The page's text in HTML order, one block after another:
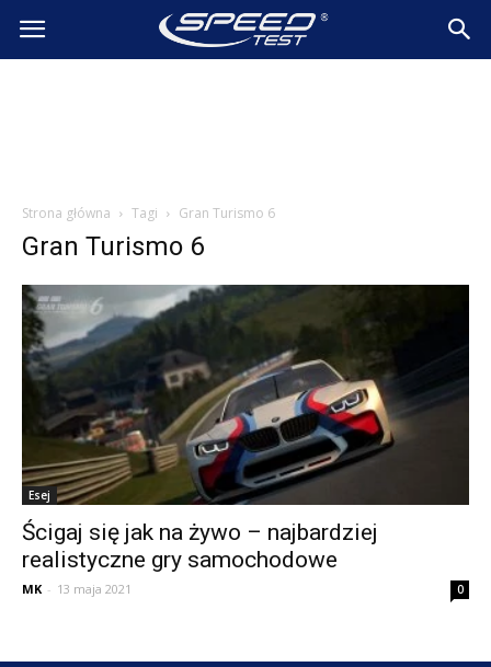
SpeedTest.pl
Strona główna Tagi Gran Turismo 6
Gran Turismo 6
Esej
Ścigaj się jak na żywo – najbardziej
realistyczne gry samochodowe
MK - 13 maja 2021 0